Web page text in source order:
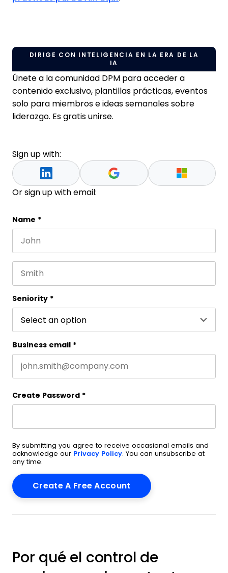
DIRIGE CON INTELIGENCIA EN LA ERA DE LA
IA
Únete a la comunidad DPM para acceder a
contenido exclusivo, plantillas prácticas, eventos
solo para miembros e ideas semanales sobre
liderazgo. Es gratis unirse.
Sign up with:
Or sign up with email:
LinkedIn
Este campo es un campo de validación y debe
Name *
Seniority *
Business email *
Create Password *
By submitting you agree to receive occasional emails and
acknowledge our Privacy Policy. You can unsubscribe at
any time.
Por qué el control de